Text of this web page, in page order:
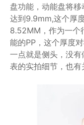
盘功能，动能盘将
达到9.9mm,这个厚
8.52MM，作为一个
能的PP，这个厚度
一点就是侧头，没
表的实拍细节，也有